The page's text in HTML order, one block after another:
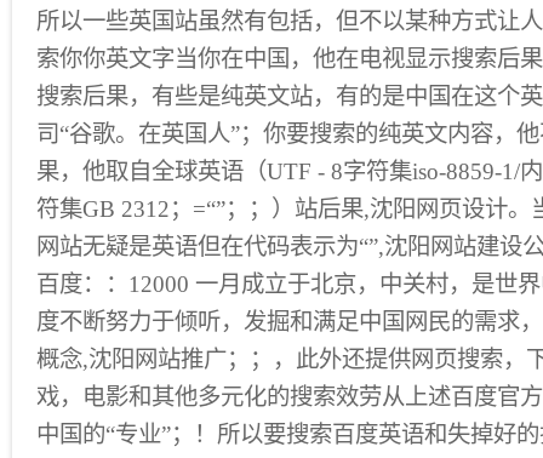
所以一些英国站虽然有包括，但不以某种方式让
索你你英文字当你在中国，他在电视显示搜索后
搜索后果，有些是纯英文站，有的是中国在这个
司“谷歌。在英国人”；你要搜索的纯英文内容，
果，他取自全球英语（UTF - 8字符集iso-8859-1/
符集GB 2312；=“”；；）站后果,沈阳网页设计
网站无疑是英语但在代码表示为“”,沈阳网站建设
百度：：12000 一月成立于北京，中关村，是世
度不断努力于倾听，发掘和满足中国网民的需求
概念,沈阳网站推广；；，此外还提供网页搜索，
戏，电影和其他多元化的搜索效劳从上述百度官
中国的“专业”；！所以要搜索百度英语和失掉好